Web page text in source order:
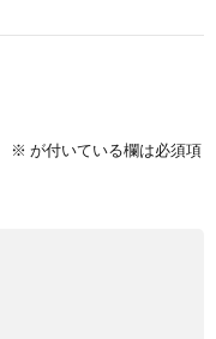
※ が付いている欄は必須項